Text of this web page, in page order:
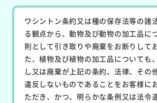
ワシントン条約又は種の保存法等の諸
る観点から、動物及び動物の加工品に
則として引き取りや廃棄をお断りして
た、植物及び植物の加工品についても
し又は廃棄が上記の条約、法律、その
違反しないものであることをお客様に
ただき、かつ、明らかな条例又は法令